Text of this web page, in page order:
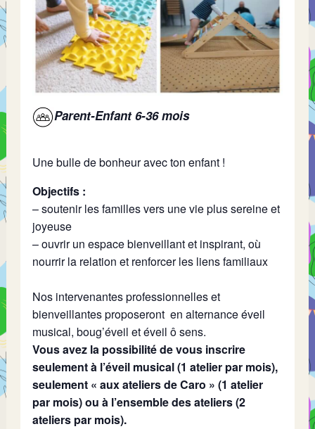
Parent-Enfant 6-36 mois
Une bulle de bonheur avec ton enfant !
Objectifs :
– soutenir les familles vers une vie plus sereine et
joyeuse
– ouvrir un espace bienveillant et inspirant, où
nourrir la relation et renforcer les liens familiaux
Nos intervenantes professionnelles et
bienveillantes proposeront en alternance éveil
musical, boug’éveil et éveil ô sens.
Vous avez la possibilité de vous inscrire
seulement à l’éveil musical (1 atelier par mois),
seulement « aux ateliers de Caro » (1 atelier
par mois) ou à l’ensemble des ateliers (2
ateliers par mois).